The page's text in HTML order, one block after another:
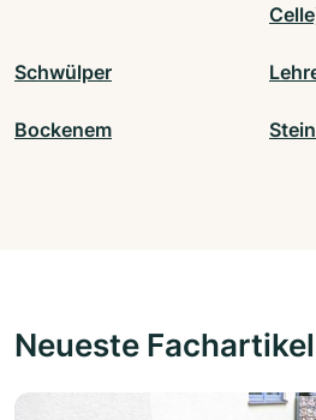
Schwülper
Bockenem
Neueste Fachartikel